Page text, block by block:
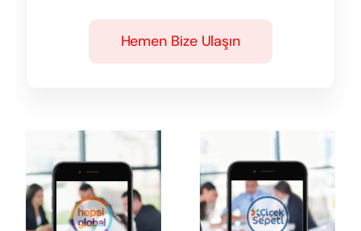
Hemen Bize Ulaşın